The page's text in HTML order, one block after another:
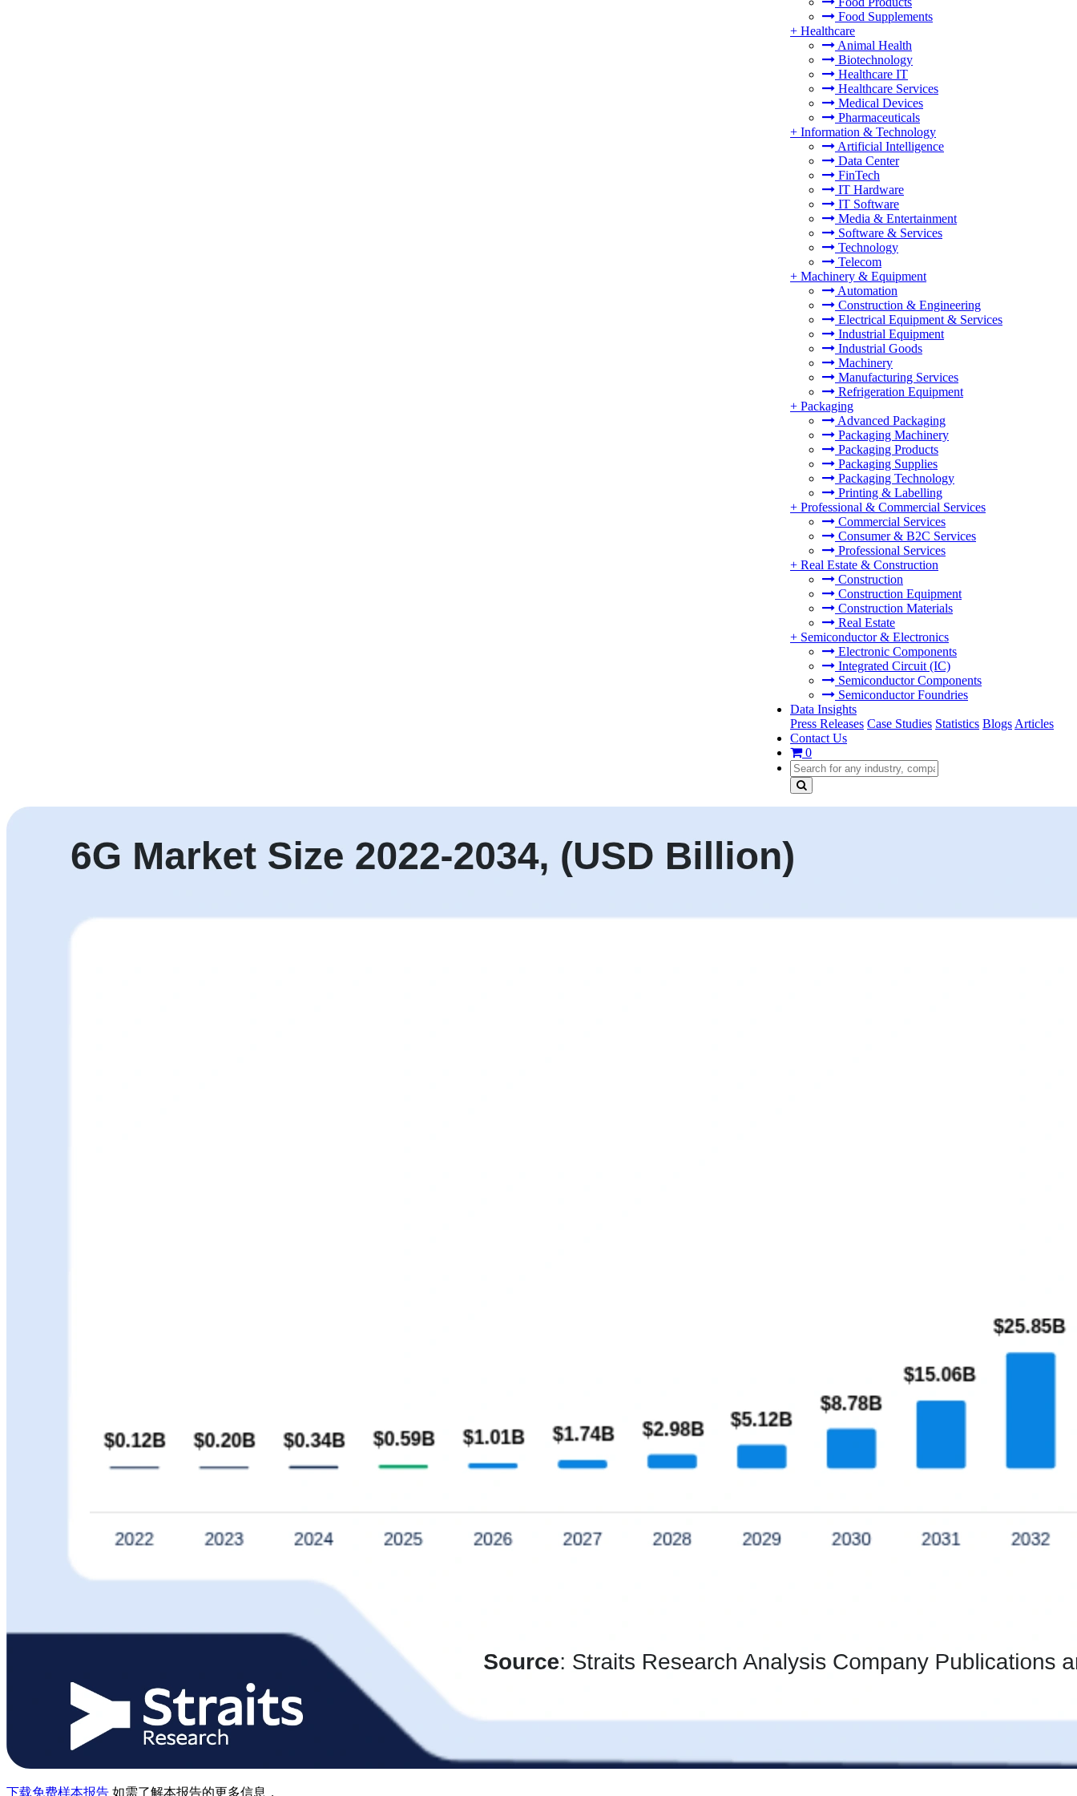
Food Supplements
+ Healthcare
Animal Health
Biotechnology
Healthcare IT
Healthcare Services
Medical Devices
Pharmaceuticals
+ Information & Technology
Artificial Intelligence
Data Center
FinTech
IT Hardware
IT Software
Media & Entertainment
Software & Services
Technology
Telecom
+ Machinery & Equipment
Automation
Construction & Engineering
Electrical Equipment & Services
Industrial Equipment
Industrial Goods
Machinery
Manufacturing Services
Refrigeration Equipment
+ Packaging
Advanced Packaging
Packaging Machinery
Packaging Products
Packaging Supplies
Packaging Technology
Printing & Labelling
+ Professional & Commercial Services
Commercial Services
Consumer & B2C Services
Professional Services
+ Real Estate & Construction
Construction
Construction Equipment
Construction Materials
Real Estate
+ Semiconductor & Electronics
Electronic Components
Integrated Circuit (IC)
Semiconductor Components
Semiconductor Foundries
Data Insights
Press Releases Case Studies Statistics Blogs Articles
Contact Us
0
下载免费样本报告 如需了解本报告的更多信息，